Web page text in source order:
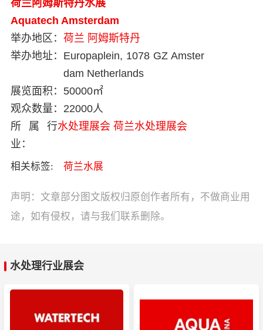
荷兰阿姆斯特丹水展
Aquatech Amsterdam
举办地区： 荷兰 阿姆斯特丹
举办地址： Europaplein, 1078 GZ Amster
dam Netherlands
展览面积： 50000㎡
观众数量： 22000人
所属行
业：
水处理展会 荷兰水处理展会
相关标签: 荷兰水展
声明：文章部分图文版权归原创作者所有，不做商业用
途，如有侵权，请与我们联系删除。
水处理行业展会